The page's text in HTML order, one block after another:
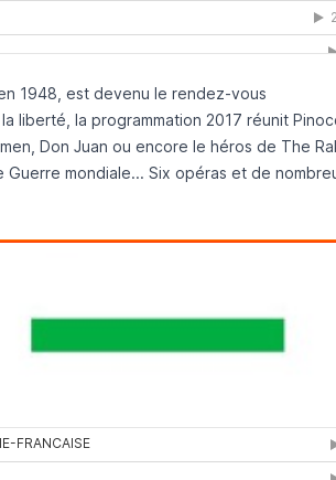
1948, est devenu le rendez-vous
liberté, la programmation 2017 réunit
Don Juan ou encore le héros de The
mondiale... Six opéras et de